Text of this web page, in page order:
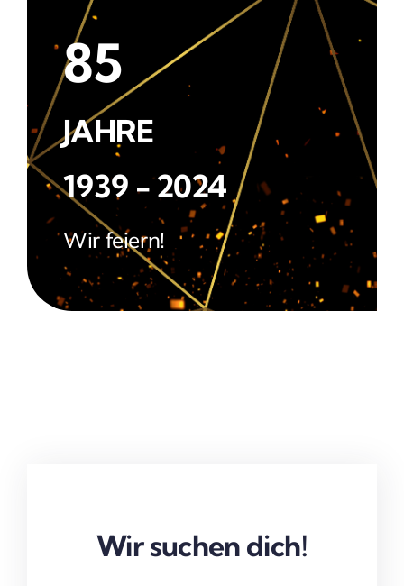
85
JAHRE
1939 - 2024
Wir feiern!
Wir suchen dich!